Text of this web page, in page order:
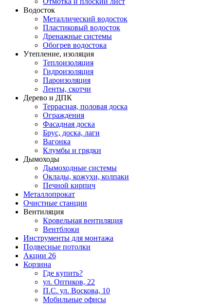
Водосток
Металлический водосток
Пластиковый водосток
Дренажные системы
Обогрев водостока
Утепление, изоляция
Теплоизоляция
Гидроизоляция
Пароизоляция
Ленты, скотчи
Дерево и ДПК
Террасная, половая доска
Ограждения
Фасадная доска
Брус, доска, лаги
Вагонка
Клумбы и грядки
Дымоходы
Дымоходные системы
Оклады, кожухи, колпаки
Печной кирпич
Металлопрокат
Очистные станции
Вентиляция
Кровельная вентиляция
Вентблоки
Инструменты для монтажа
Подвесные потолки
Акции 26
Корзина
Где купить?
ул. Оптиков, 22
П.С. ул. Воскова, 10
Мобильные офисы